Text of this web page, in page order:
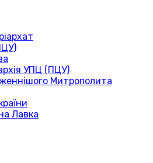
УПЦ (ПЦУ)
Митрополита
Лавка